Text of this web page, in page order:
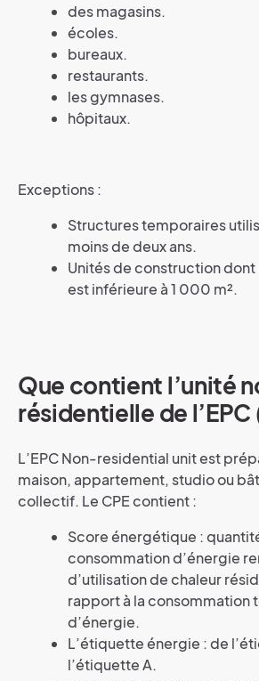
des magasins.
écoles.
bureaux.
restaurants.
les gymnases.
hôpitaux.
Exceptions :
Structures temporaires
moins de deux ans.
Unités de construction dont
est inférieure à 1 000 m².
Que contient l’unité
résidentielle de l’EPC
L’EPC Non-residential unit est
maison, appartement, studio ou
collectif. Le CPE contient :
Score énergétique :
consommation d’énergie
d’utilisation de chaleur
rapport à la consommation
d’énergie.
L’étiquette énergie : de
l’étiquette A.